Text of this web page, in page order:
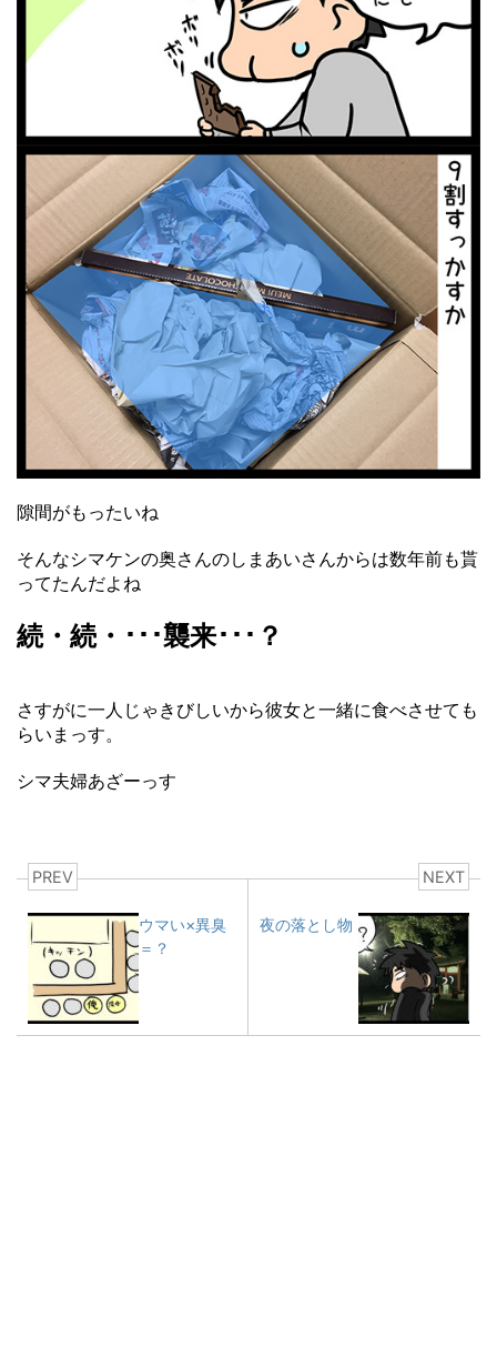
隙間がもったいね
そんなシマケンの奥さんのしまあいさんからは数年前も貰
ってたんだよね
続・続・･･･襲来･･･？
さすがに一人じゃきびしいから彼女と一緒に食べさせても
らいまっす。
シマ夫婦あざーっす
PREV
ウマい×異臭
＝？
NEXT
夜の落とし物